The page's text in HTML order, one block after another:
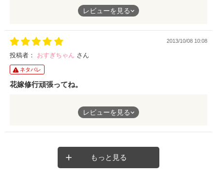
結婚相手は、何と双子だった！？
あなたはどちらを選びますか？
レビューを見る
2013/10/08 10:08
投稿者： おすぎちゃん さん
ネタバレ
花嫁修行頑張ってね。
花嫁修行とこれからどうなるのかとても楽しみで仕方ないです。
幸せな結婚もして欲しいですね。
レビューを見る
もっと見る